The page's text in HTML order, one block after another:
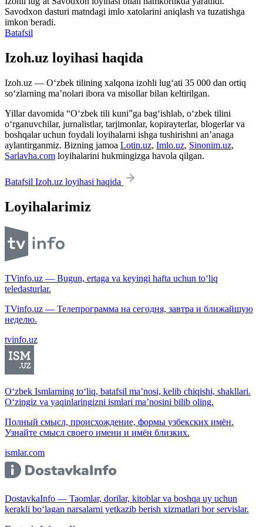
Savodxon dasturi matndagi imlo xatolarini aniqlash va tuzatishga
imkon beradi.
Batafsil
Izoh.uz loyihasi haqida
Izoh.uz — O‘zbek tilining xalqona izohli lug‘ati 35 000 dan ortiq
so‘zlarning ma’nolari ibora va misollar bilan keltirilgan.
Yillar davomida “O‘zbek tili kuni”ga bag‘ishlab, o‘zbek tilini
o‘rganuvchilar, jurnalistlar, tarjimonlar, kopirayterlar, blogerlar va
boshqalar uchun foydali loyihalarni ishga tushirishni an’anaga
aylantirganmiz. Bizning jamoa Lotin.uz, Imlo.uz, Sinonim.uz,
Sarlavha.com loyihalarini hukmingizga havola qilgan.
Batafsil Izoh.uz loyihasi haqida
Loyihalarimiz
TVinfo.uz — Bugun, ertaga va keyingi hafta uchun to‘liq
teledasturlar.
TVinfo.uz — Телепрограмма на сегодня, завтра и ближайшую
неделю.
tvinfo.uz
O‘zbek Ismlarning to‘liq, batafsil ma’nosi, kelib chiqishi, shakllari.
O‘zingiz va yaqinlaringizni ismlari ma’nosini bilib oling.
Полный смысл, происхождение, формы узбекских имён.
Узнайте смысл своего имени и имён близких.
ismlar.com
DostavkaInfo — Taomlar, dorilar, kitoblar va boshqa uy uchun
kerakli bo‘lagan narsalarni yetkazib berish xizmatlari bor servislar.